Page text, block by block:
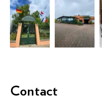
Contact